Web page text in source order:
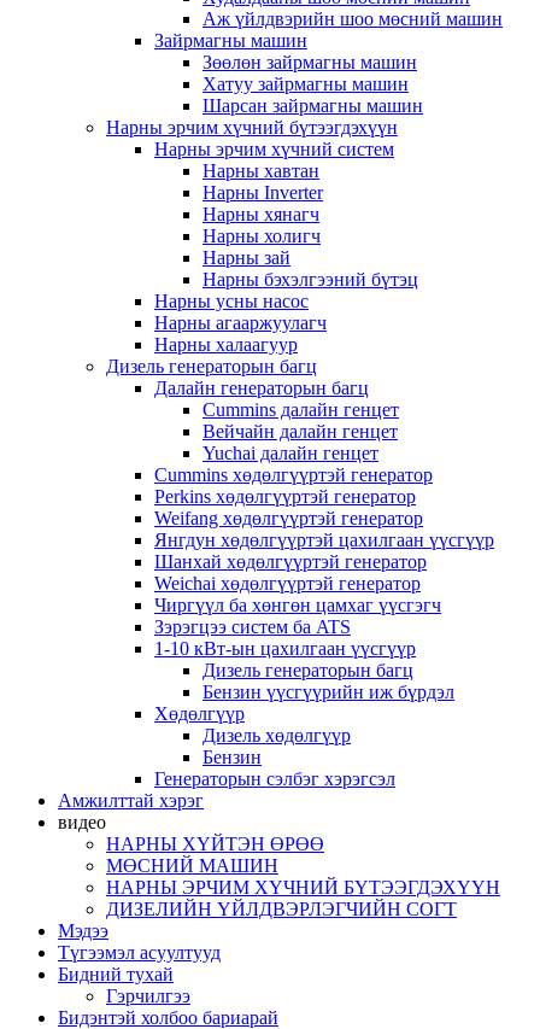
Аж үйлдвэрийн шоо мөсний машин
Зайрмагны машин
Зөөлөн зайрмагны машин
Хатуу зайрмагны машин
Шарсан зайрмагны машин
Нарны эрчим хүчний бүтээгдэхүүн
Нарны эрчим хүчний систем
Нарны хавтан
Нарны Inverter
Нарны хянагч
Нарны холигч
Нарны зай
Нарны бэхэлгээний бүтэц
Нарны усны насос
Нарны агааржуулагч
Нарны халаагуур
Дизель генераторын багц
Далайн генераторын багц
Cummins далайн генцет
Вейчайн далайн генцет
Yuchai далайн генцет
Cummins хөдөлгүүртэй генератор
Perkins хөдөлгүүртэй генератор
Weifang хөдөлгүүртэй генератор
Янгдун хөдөлгүүртэй цахилгаан үүсгүүр
Шанхай хөдөлгүүртэй генератор
Weichai хөдөлгүүртэй генератор
Чиргүүл ба хөнгөн цамхаг үүсгэгч
Зэрэгцээ систем ба ATS
1-10 кВт-ын цахилгаан үүсгүүр
Дизель генераторын багц
Бензин үүсгүүрийн иж бүрдэл
Хөдөлгүүр
Дизель хөдөлгүүр
Бензин
Генераторын сэлбэг хэрэгсэл
Амжилттай хэрэг
видео
НАРНЫ ХҮЙТЭН ӨРӨӨ
МӨСНИЙ МАШИН
НАРНЫ ЭРЧИМ ХҮЧНИЙ БҮТЭЭГДЭХҮҮН
ДИЗЕЛИЙН ҮЙЛДВЭРЛЭГЧИЙН СОГТ
Мэдээ
Түгээмэл асуултууд
Бидний тухай
Гэрчилгээ
Бидэнтэй холбоо бариарай